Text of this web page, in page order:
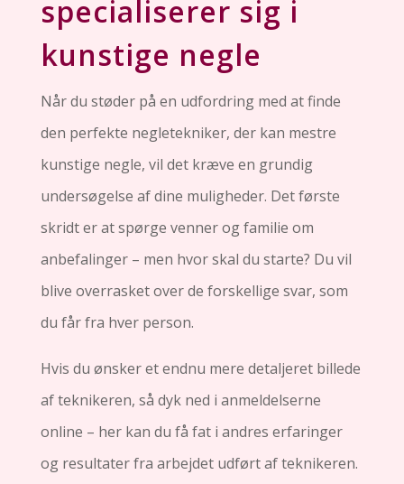
specialiserer sig i
kunstige negle
Når du støder på en udfordring med at finde
den perfekte negletekniker, der kan mestre
kunstige negle, vil det kræve en grundig
undersøgelse af dine muligheder. Det første
skridt er at spørge venner og familie om
anbefalinger – men hvor skal du starte? Du vil
blive overrasket over de forskellige svar, som
du får fra hver person.
Hvis du ønsker et endnu mere detaljeret billede
af teknikeren, så dyk ned i anmeldelserne
online – her kan du få fat i andres erfaringer
og resultater fra arbejdet udført af teknikeren.